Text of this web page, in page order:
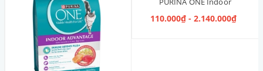
Advantage [Vị Gà]
110.000₫ - 2.140.000₫